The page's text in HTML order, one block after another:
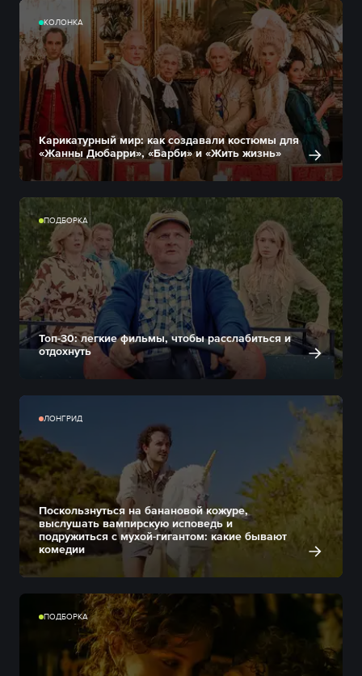
КОЛОНКА
Карикатурный мир: как создавали костюмы для
«Жанны Дюбарри», «Барби» и «Жить жизнь»
ПОДБОРКА
Топ-30: легкие фильмы, чтобы расслабиться и
отдохнуть
ЛОНГРИД
Поскользнуться на банановой кожуре,
выслушать вампирскую исповедь и
подружиться с мухой-гигантом: какие бывают
комедии
ПОДБОРКА